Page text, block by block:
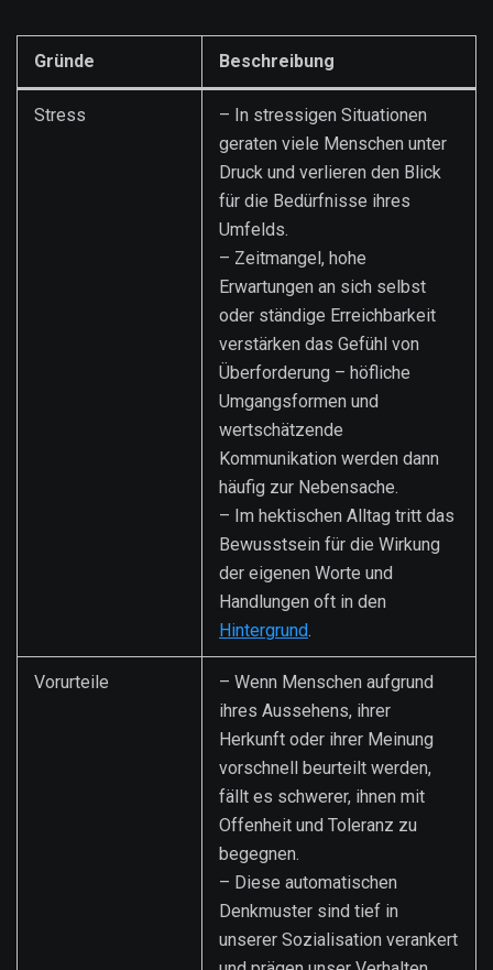
Gründe Beschreibung
Stress
– In stressigen Situationen
geraten viele Menschen unter
Druck und verlieren den Blick
für die Bedürfnisse ihres
Umfelds.
– Zeitmangel, hohe
Erwartungen an sich selbst
oder ständige Erreichbarkeit
verstärken das Gefühl von
Überforderung – höfliche
Umgangsformen und
wertschätzende
Kommunikation werden dann
häufig zur Nebensache.
– Im hektischen Alltag tritt das
Bewusstsein für die Wirkung
der eigenen Worte und
Handlungen oft in den
Hintergrund.
Vorurteile
– Wenn Menschen aufgrund
ihres Aussehens, ihrer
Herkunft oder ihrer Meinung
vorschnell beurteilt werden,
fällt es schwerer, ihnen mit
Offenheit und Toleranz zu
begegnen.
– Diese automatischen
Denkmuster sind tief in
unserer Sozialisation verankert